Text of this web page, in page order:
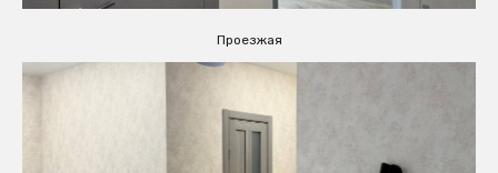
Проезжая